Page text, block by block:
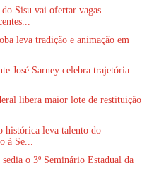
do Sisu vai ofertar vagas
leva tradição e animação em
José Sarney celebra trajetória
libera maior lote de restituição
histórica leva talento do
à Se...
o 3º Seminário Estadual da